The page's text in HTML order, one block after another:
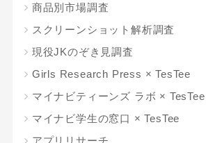
商品別市場調査
スクリーンショット解析調査
現役JKのぞき見調査
Girls Research Press × TesTee
マイナビティーンズ ラボ × TesTee
マイナビ学生の窓口 × TesTee
アプリリサーチ